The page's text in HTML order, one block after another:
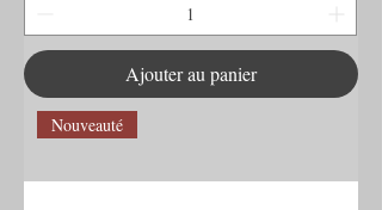
Ajouter au panier
Nouveauté